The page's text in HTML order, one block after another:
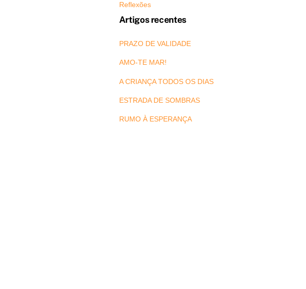
Reflexões
Artigos recentes
PRAZO DE VALIDADE
AMO-TE MAR!
A CRIANÇA TODOS OS DIAS
ESTRADA DE SOMBRAS
RUMO À ESPERANÇA